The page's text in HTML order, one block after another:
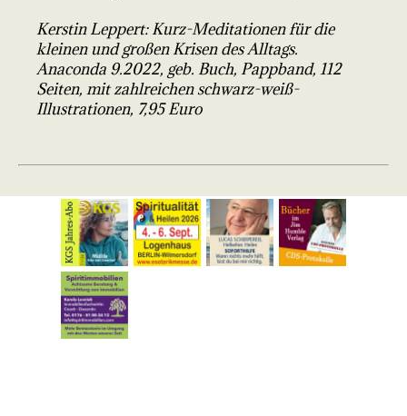
Kerstin Leppert: Kurz-Meditationen für die
kleinen und großen Krisen des Alltags.
Anaconda 9.2022, geb. Buch, Pappband, 112
Seiten, mit zahlreichen schwarz-weiß-
Illustrationen, 7,95 Euro